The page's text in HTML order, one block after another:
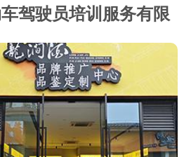
驾驶员培训服务有限
公司